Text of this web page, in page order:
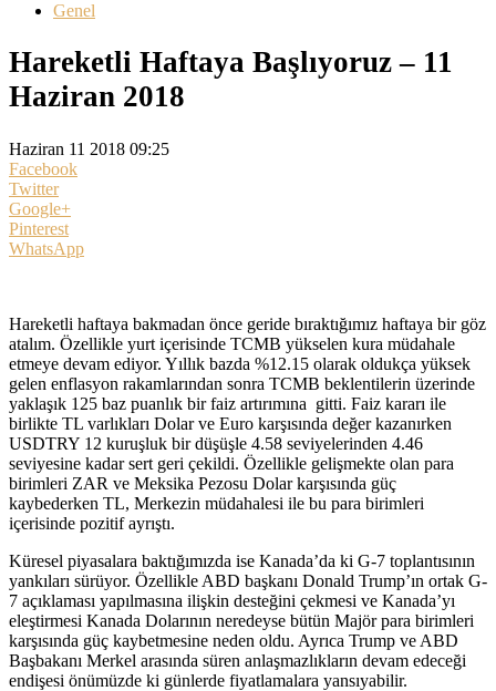
Genel
Hareketli Haftaya Başlıyoruz – 11
Haziran 2018
Haziran 11 2018 09:25
Facebook
Twitter
Google+
Pinterest
WhatsApp
Hareketli haftaya bakmadan önce geride bıraktığımız haftaya bir göz
atalım. Özellikle yurt içerisinde TCMB yükselen kura müdahale
etmeye devam ediyor. Yıllık bazda %12.15 olarak oldukça yüksek
gelen enflasyon rakamlarından sonra TCMB beklentilerin üzerinde
yaklaşık 125 baz puanlık bir faiz artırımına gitti. Faiz kararı ile
birlikte TL varlıkları Dolar ve Euro karşısında değer kazanırken
USDTRY 12 kuruşluk bir düşüşle 4.58 seviyelerinden 4.46
seviyesine kadar sert geri çekildi. Özellikle gelişmekte olan para
birimleri ZAR ve Meksika Pezosu Dolar karşısında güç
kaybederken TL, Merkezin müdahalesi ile bu para birimleri
içerisinde pozitif ayrıştı.
Küresel piyasalara baktığımızda ise Kanada’da ki G-7 toplantısının
yankıları sürüyor. Özellikle ABD başkanı Donald Trump’ın ortak G-
7 açıklaması yapılmasına ilişkin desteğini çekmesi ve Kanada’yı
eleştirmesi Kanada Dolarının neredeyse bütün Majör para birimleri
karşısında güç kaybetmesine neden oldu. Ayrıca Trump ve ABD
Başbakanı Merkel arasında süren anlaşmazlıkların devam edeceği
endişesi önümüzde ki günlerde fiyatlamalara yansıyabilir.